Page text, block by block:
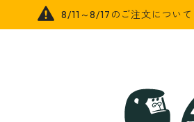
8/11～8/17のご注文につい